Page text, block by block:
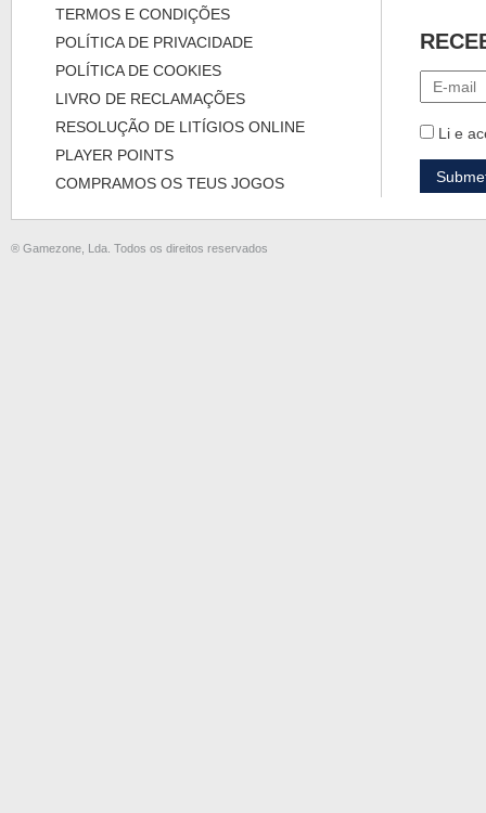
TERMOS E CONDIÇÕES
POLÍTICA DE PRIVACIDADE
POLÍTICA DE COOKIES
LIVRO DE RECLAMAÇÕES
RESOLUÇÃO DE LITÍGIOS ONLINE
PLAYER POINTS
COMPRAMOS OS TEUS JOGOS
Li e
® Gamezone, Lda. Todos os direitos reservados